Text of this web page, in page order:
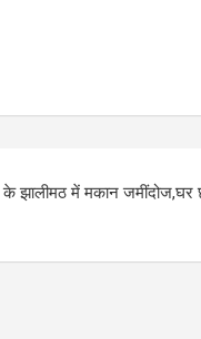
झालीमठ में मकान जमींदोज,घर